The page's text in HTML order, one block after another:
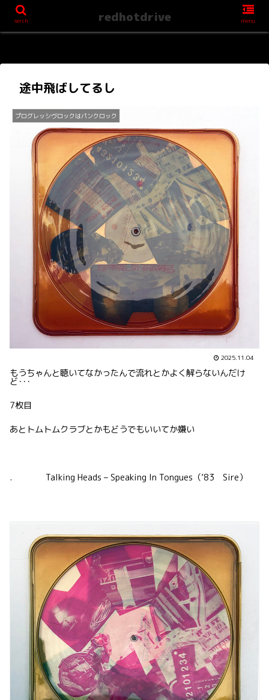
途中飛ばしてるし
プログレッシヴロックはパンクロック
2025.11.04
もうちゃんと聴いてなかったんで流れとかよく解らないんだけ
ど･･･
7枚目
あとトムトムクラブとかもどうでもいいてか嫌い
. Talking Heads – Speaking In Tongues（’83 Sire）
serch redhotdrive menu